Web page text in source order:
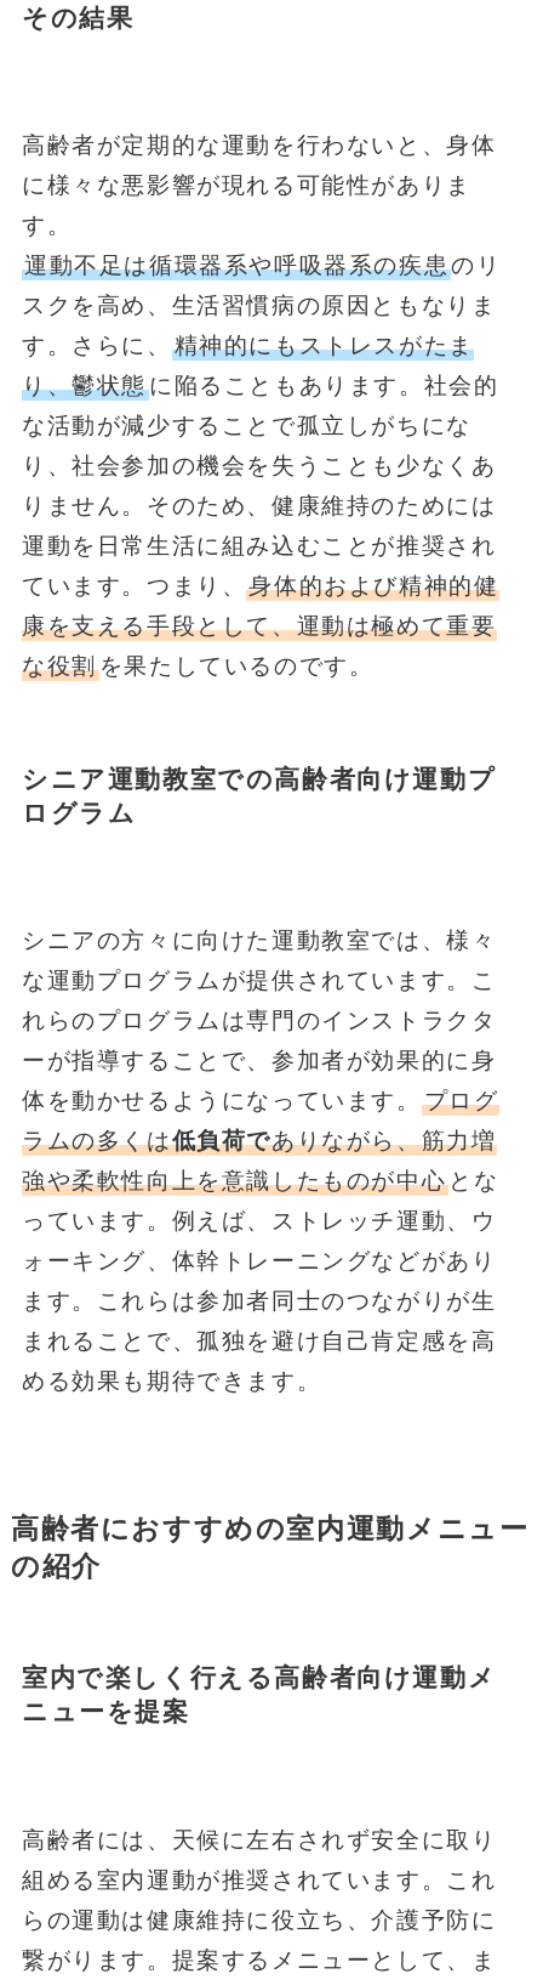
その結果
高齢者が定期的な運動を行わないと、身体
に様々な悪影響が現れる可能性がありま
す。
運動不足は循環器系や呼吸器系の疾患のリ
スクを高め、生活習慣病の原因ともなりま
す。さらに、 精神的にもストレスがたま
り、鬱状態に陥ることもあります。社会的
な活動が減少することで孤立しがちにな
り、社会参加の機会を失うことも少なくあ
りません。そのため、健康維持のためには
運動を日常生活に組み込むことが推奨され
ています。つまり、身体的および精神的健
康を支える手段として、運動は極めて重要
な役割を果たしているのです。
シニア運動教室での高齢者向け運動プ
ログラム
シニアの方々に向けた運動教室では、様々
な運動プログラムが提供されています。こ
れらのプログラムは専門のインストラクタ
ーが指導することで、参加者が効果的に身
体を動かせるようになっています。 プログ
ラムの多くは低負荷でありながら、筋力増
強や柔軟性向上を意識したものが中心 とな
っています。例えば、ストレッチ運動、ウ
ォーキング、体幹トレーニングなどがあり
ます。これらは参加者同士のつながりが生
まれることで、孤独を避け自己肯定感を高
める効果も期待できます。
高齢者におすすめの室内運動メニュー
の紹介
室内で楽しく行える高齢者向け運動メ
ニューを提案
高齢者には、天候に左右されず安全に取り
組める室内運動が推奨されています。これ
らの運動は健康維持に役立ち、介護予防に
繋がります。提案するメニューとして、ま